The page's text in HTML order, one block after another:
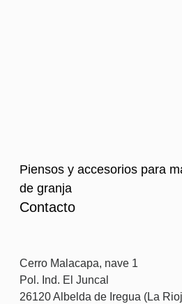
Piensos y accesorios para
de granja
Contacto
Cerro Malacapa, nave 1
Pol. Ind. El Juncal
26120 Albelda de Iregua (La